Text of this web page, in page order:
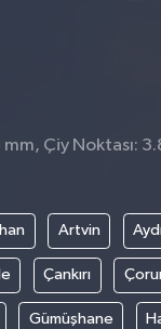
mm, Çiy Noktası:
Artvin
Çankırı
Gümüşhane